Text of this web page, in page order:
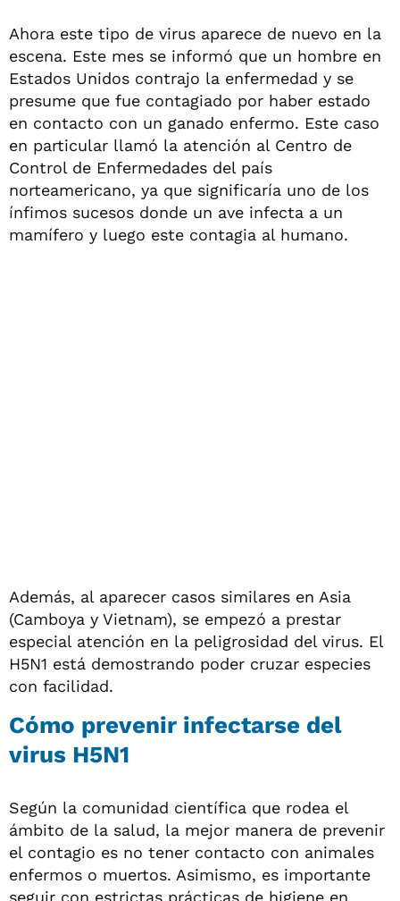
Ahora este tipo de virus aparece de nuevo en la
escena. Este mes se informó que un hombre en
Estados Unidos contrajo la enfermedad y se
presume que fue contagiado por haber estado
en contacto con un ganado enfermo. Este caso
en particular llamó la atención al Centro de
Control de Enfermedades del país
norteamericano, ya que significaría uno de los
ínfimos sucesos donde un ave infecta a un
mamífero y luego este contagia al humano.
Además, al aparecer casos similares en Asia
(Camboya y Vietnam), se empezó a prestar
especial atención en la peligrosidad del virus. El
H5N1 está demostrando poder cruzar especies
con facilidad.
Cómo prevenir infectarse del
virus H5N1
Según la comunidad científica que rodea el
ámbito de la salud, la mejor manera de prevenir
el contagio es no tener contacto con animales
enfermos o muertos. Asimismo, es importante
seguir con estrictas prácticas de higiene en